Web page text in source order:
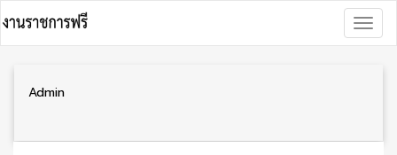
to
content
Admin